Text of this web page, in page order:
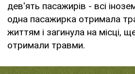
дев'ять пасажирів - всі
одна пасажирка отримала
життям і загинула на місці,
отримали травми.